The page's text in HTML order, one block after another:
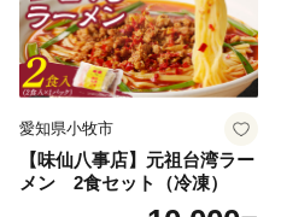
愛知県小牧市
【味仙八事店】元祖台湾ラー
メン 2食セット（冷凍）